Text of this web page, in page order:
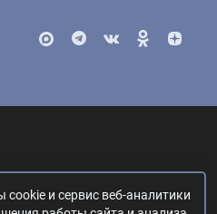
и сервис веб-аналитики